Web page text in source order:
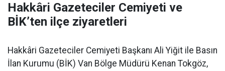
Hakkâri Gazeteciler Cemiyeti ve
BİK’ten ilçe ziyaretleri
Hakkâri Gazeteciler Cemiyeti Başkanı Ali Yiğit ile Basın
İlan Kurumu (BİK) Van Bölge Müdürü Kenan Tokgöz,